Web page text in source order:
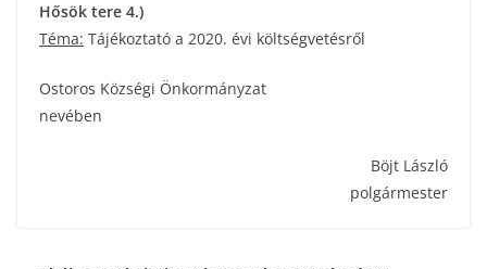
Hősök tere 4.)
Téma: Tájékoztató a 2020. évi költségvetésről
Ostoros Községi Önkormányzat
nevében
Böjt László
polgármester